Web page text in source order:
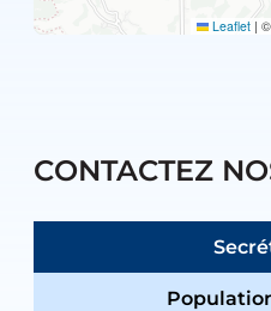
Leaflet | ©
CONTACTEZ